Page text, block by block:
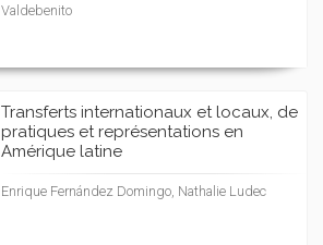
Valdebenito
Transferts internationaux et locaux, de
pratiques et représentations en
Amérique latine
Enrique Fernández Domingo, Nathalie Ludec